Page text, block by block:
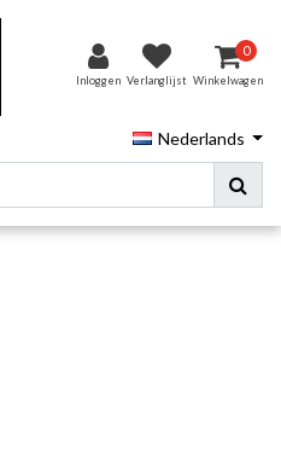
Inloggen Verlanglijst
0
Winkelwagen
Nederlands